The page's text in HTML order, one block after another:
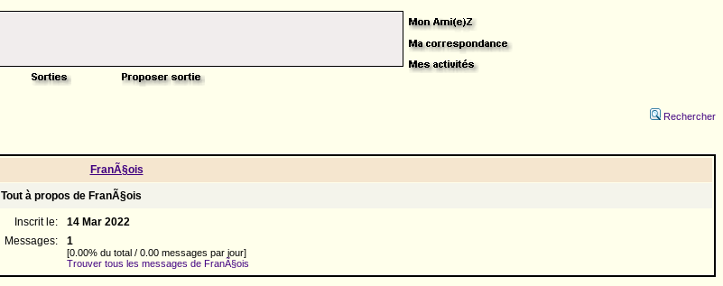
Rechercher
FranÃ§ois
Tout à propos de FranÃ§ois
Inscrit le:
14 Mar 2022
Messages:
1
[0.00% du total / 0.00 messages par jour]
Trouver tous les messages de FranÃ§ois